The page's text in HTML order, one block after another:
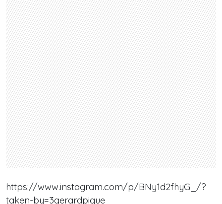
https://www.instagram.com/p/BNy1d2fhyG_/?
taken-by=3gerardpique